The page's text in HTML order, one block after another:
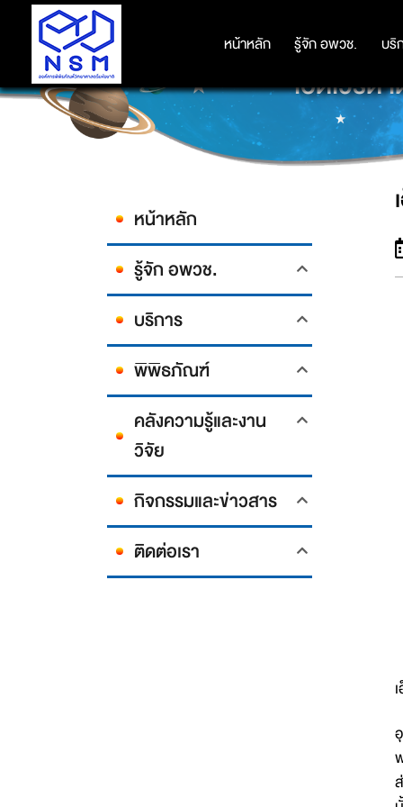
หน้าหลัก รู้จัก อพวช. บริ
หน้าหลัก รู้จัก อพวช. บริ
เอ็ดเวิร์ด
หน้าหลัก
รู้จัก อพวช.
บริการ
พิพิธภัณฑ์
คลังความรู้และงาน
วิจัย
กิจกรรมและข่าวสาร
ติดต่อเรา